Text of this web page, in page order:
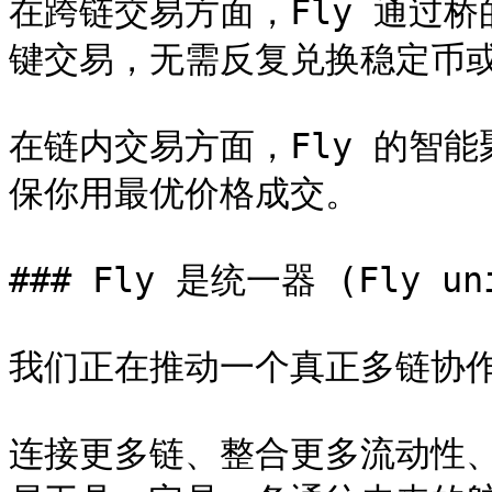
在跨链交易方面，Fly 通过桥
键交易，无需反复兑换稳定币
在链内交易方面，Fly 的智能
保你用最优价格成交。
### Fly 是统一器 (Fly
我们正在推动一个真正多链
连接更多链、整合更多流动